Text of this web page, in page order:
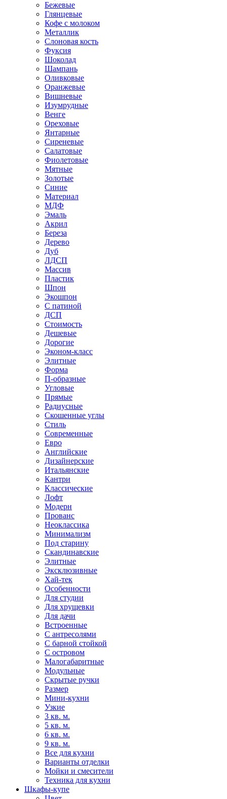
Бежевые
Глянцевые
Кофе с молоком
Металлик
Слоновая кость
Фуксия
Шоколад
Шампань
Оливковые
Оранжевые
Вишневые
Изумрудные
Венге
Ореховые
Янтарные
Сиреневые
Салатовые
Фиолетовые
Мятные
Золотые
Синие
Материал
МДФ
Эмаль
Акрил
Береза
Дерево
Дуб
ЛДСП
Массив
Пластик
Шпон
Экошпон
С патиной
ДСП
Стоимость
Дешевые
Дорогие
Эконом-класс
Элитные
Форма
П-образные
Угловые
Прямые
Радиусные
Скошенные углы
Стиль
Современные
Евро
Английские
Дизайнерские
Итальянские
Кантри
Классические
Лофт
Модерн
Прованс
Неоклассика
Минимализм
Под старину
Скандинавские
Элитные
Эксклюзивные
Хай-тек
Особенности
Для студии
Для хрущевки
Для дачи
Встроенные
С антресолями
С барной стойкой
С островом
Малогабаритные
Модульные
Скрытые ручки
Размер
Мини-кухни
Узкие
3 кв. м.
5 кв. м.
6 кв. м.
9 кв. м.
Все для кухни
Варианты отделки
Мойки и смесители
Техника для кухни
Шкафы-купе